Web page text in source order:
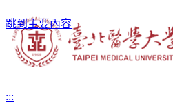
跳到主要內容
:::